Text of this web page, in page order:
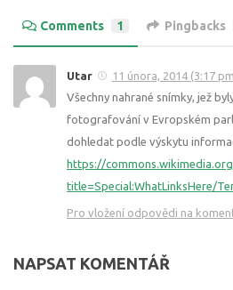
Comments 1 Pingbacks
Utar
11 února, 2014 (3:17
Všechny nahrané snímky, jež
fotografování v Evropském
dohledat podle výskytu
https://
title=Special:WhatLinksHere/
Pro vložení odpovědi na
NAPSAT KOMENTÁŘ